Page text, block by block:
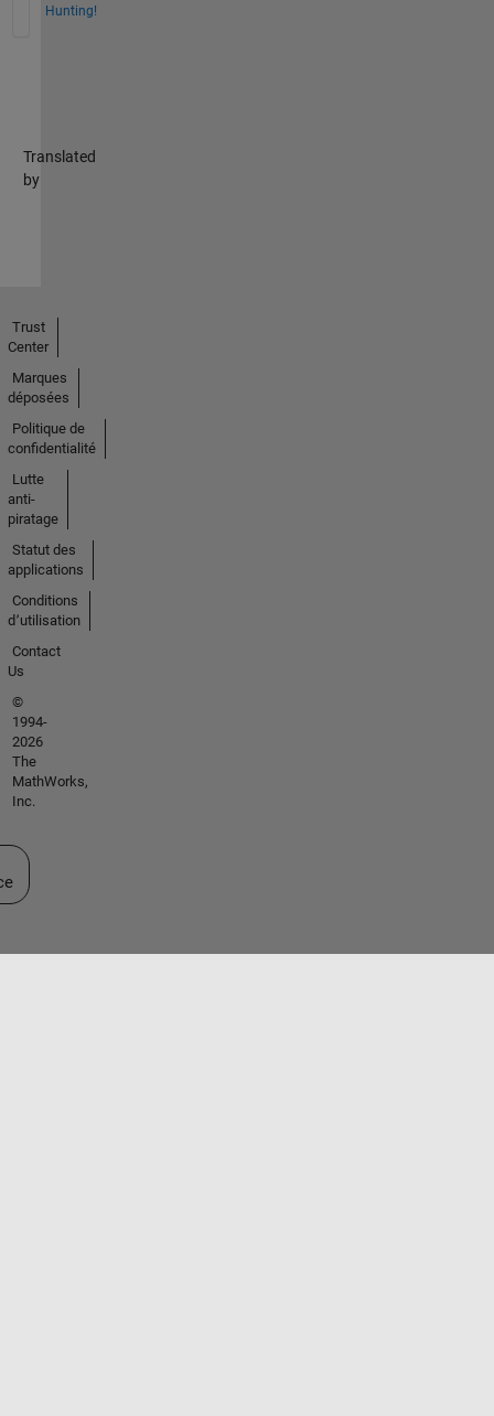
Hunting!
Translated
by
Trust
Center
Marques
déposées
Politique de
confidentialité
Lutte
anti-
piratage
Statut des
applications
Conditions
d՚utilisation
Contact
Us
©
1994-
2026
The
MathWorks,
Inc.
un site web